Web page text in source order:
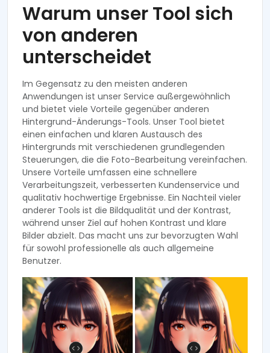
Warum unser Tool sich
von anderen
unterscheidet
Im Gegensatz zu den meisten anderen
Anwendungen ist unser Service außergewöhnlich
und bietet viele Vorteile gegenüber anderen
Hintergrund-Änderungs-Tools. Unser Tool bietet
einen einfachen und klaren Austausch des
Hintergrunds mit verschiedenen grundlegenden
Steuerungen, die die Foto-Bearbeitung vereinfachen.
Unsere Vorteile umfassen eine schnellere
Verarbeitungszeit, verbesserten Kundenservice und
qualitativ hochwertige Ergebnisse. Ein Nachteil vieler
anderer Tools ist die Bildqualität und der Kontrast,
während unser Ziel auf hohen Kontrast und klare
Bilder abzielt. Das macht uns zur bevorzugten Wahl
für sowohl professionelle als auch allgemeine
Benutzer.